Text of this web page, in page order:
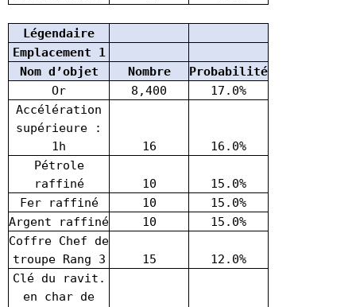
Légendaire
Emplacement 1
Nom d’objet
Nombre
Probabilité
Or
8,400
17.0%
Accélération
supérieure :
1h
16
16.0%
Pétrole
raffiné
10
15.0%
Fer raffiné
10
15.0%
Argent raffiné
10
15.0%
Coffre Chef de
troupe Rang 3
15
12.0%
Clé du ravit.
en char de